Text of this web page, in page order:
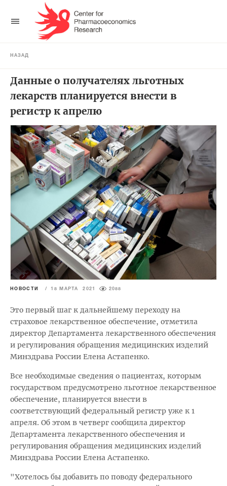
НАЗАД
Данные о получателях льготных
лекарств планируется внести в
регистр к апрелю
НОВОСТИ / 18 МАРТА 2021 2088
Это первый шаг к дальнейшему переходу на
страховое лекарственное обеспечение, отметила
директор Департамента лекарственного обеспечения
и регулирования обращения медицинских изделий
Минздрава России Елена Астапенко.
Все необходимые сведения о пациентах, которым
государством предусмотрено льготное лекарственное
обеспечение, планируется внести в
соответствующий федеральный регистр уже к 1
апреля. Об этом в четверг сообщила директор
Департамента лекарственного обеспечения и
регулирования обращения медицинских изделий
Минздрава России Елена Астапенко.
"Хотелось бы добавить по поводу федерального